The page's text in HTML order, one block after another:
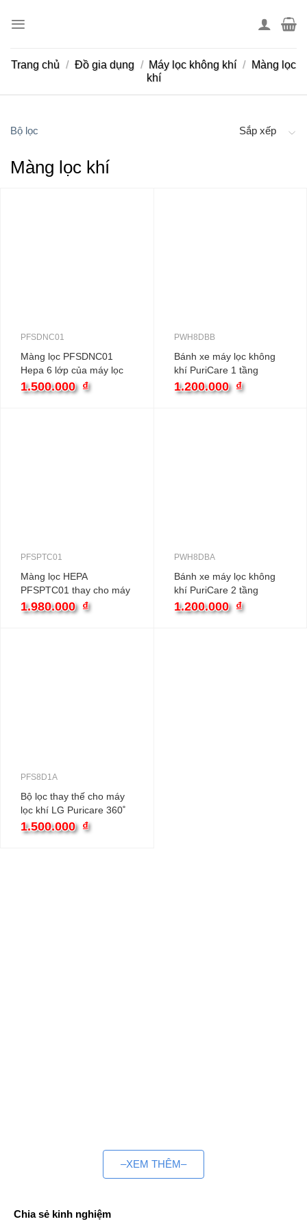
Trang chủ / Đồ gia dụng / Máy lọc không khí /
Màng lọc
khí
Bộ lọc Sắp xếp
Màng lọc khí
PFSDNC01
Màng lọc PFSDNC01
Hepa 6 lớp của máy lọc
khí Puricare 360˚
Safeplus
1.500.000 ₫
PWH8DBB
Bánh xe máy lọc không
khí PuriCare 1 tầng
PWH8DBB
1.200.000 ₫
PFSPTC01
Màng lọc HEPA
PFSPTC01 thay cho máy
lọc khí LG PuriCare™
AeroTower™
1.980.000 ₫
PWH8DBA
Bánh xe máy lọc không
khí PuriCare 2 tầng
PWH8DBA
1.200.000 ₫
PFS8D1A
Bộ lọc thay thế cho máy
lọc khí LG Puricare 360˚
Safeplus, Alpha
1.500.000 ₫
–XEM THÊM–
Chia sẻ kinh nghiệm